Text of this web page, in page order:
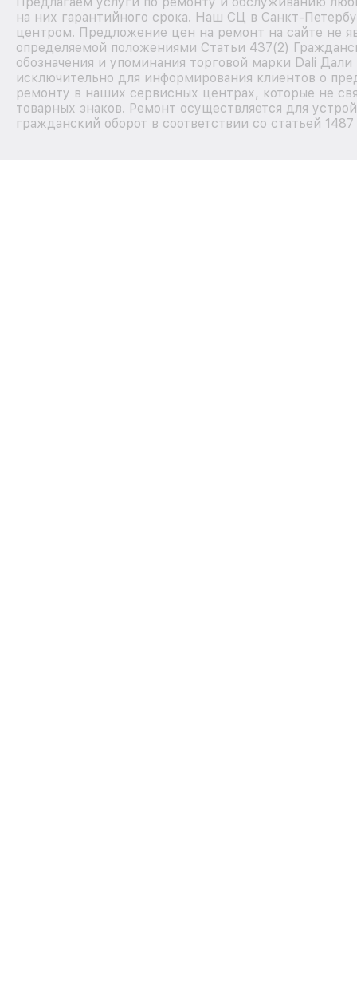
на них гарантийного срока. Наш СЦ в Санкт-
центром. Предложение цен на ремонт на сайте не
определяемой положениями Статьи 437(2)
обозначения и упоминания торговой марки Dali
исключительно для информирования клиентов о
ремонту в наших сервисных центрах, которые не
товарных знаков. Ремонт осуществляется для
гражданский оборот в соответствии со статьей